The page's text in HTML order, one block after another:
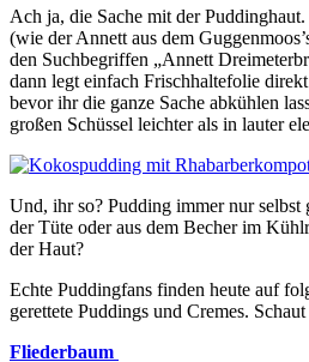
Ach ja, die Sache mit der
(wie der Annett aus dem
den Suchbegriffen „Annett
dann legt einfach Frischhaltefolie
bevor ihr die ganze Sache abkühlen
großen Schüssel leichter als in lauter
Und, ihr so? Pudding immer nur selbst
der Tüte oder aus dem Becher im
der Haut?
Echte Puddingfans finden heute auf
gerettete Puddings und Cremes.
Fliederbaum